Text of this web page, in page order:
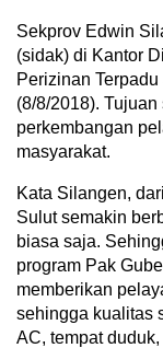
Sekprov Edwin
(sidak) di Kantor
Perizinan
(8/8/2018).
perkembangan
masyarakat.
Kata Silangen,
Sulut semakin
biasa saja.
program Pak
memberikan
sehingga kualitas
AC, tempat